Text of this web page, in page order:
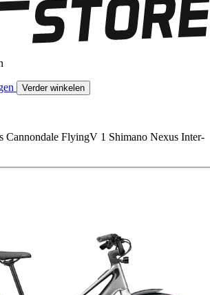
Verder winkelen
Cannondale FlyingV 1 Shimano Nexus Inter-